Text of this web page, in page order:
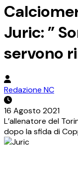
Juric: ”
servono
Redazione NC
16 Agosto 2021
L’allenatore del
dopo la sfida di